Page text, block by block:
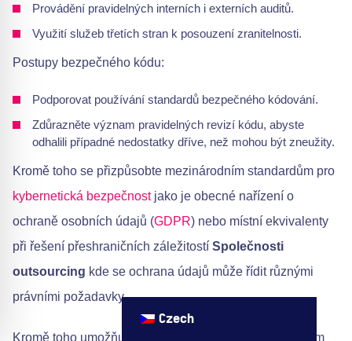
Provádění pravidelných interních i externích auditů.
Využití služeb třetích stran k posouzení zranitelnosti.
Postupy bezpečného kódu:
Podporovat používání standardů bezpečného kódování.
Zdůrazněte význam pravidelných revizí kódu, abyste
odhalili případné nedostatky dříve, než mohou být zneužity.
Kromě toho se přizpůsobte mezinárodním standardům pro
kybernetická bezpečnostjako je obecné nařízení o
ochraně osobních údajů (GDPR) nebo místní ekvivalenty
při řešení přeshraničních záležitostí Společnosti
outsourcing kde se ochrana údajů může řídit různými
právními požadavky.
Kromě toho umožňuje průběžné monitorování v reálném
Czech